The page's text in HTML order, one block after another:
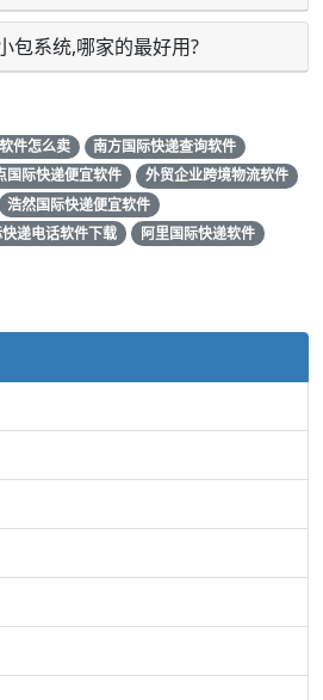
包系统,哪家的最好用?
件怎么卖
南方国际快递查询软件
国际快递便宜软件
外贸企业跨境物流软件
浩然国际快递便宜软件
递电话软件下载 阿里国际快递软件